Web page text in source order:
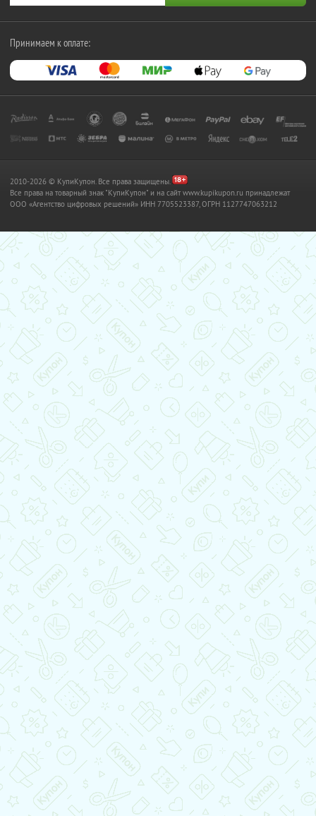
Принимаем к оплате:
2010-2026 © КупиКупон. Все права защищены.
Все права на товарный знак "КупиКупон" и на сайт www.kupikupon.ru принадлежат
OOO «Агентство цифровых решений» ИНН 7705523387, ОГРН 1127747063212